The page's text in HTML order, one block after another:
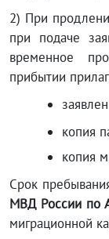
2) При
при подаче
временное
прибытии
копия
копия
Срок
МВД России по
миграционной